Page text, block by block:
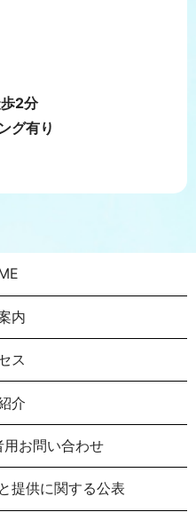
2分
グ有り
内
ス
介
お問い合わせ
提供に関する公表